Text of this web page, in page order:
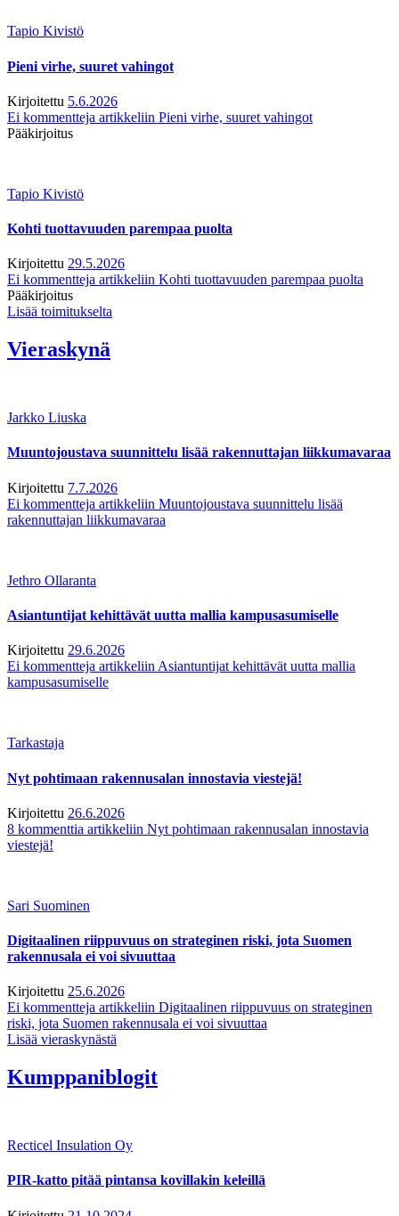
Tapio Kivistö
Pieni virhe, suuret vahingot
Kirjoitettu 5.6.2026
Ei kommentteja artikkeliin Pieni virhe, suuret vahingot
Pääkirjoitus
Tapio Kivistö
Kohti tuottavuuden parempaa puolta
Kirjoitettu 29.5.2026
Ei kommentteja artikkeliin Kohti tuottavuuden parempaa puolta
Pääkirjoitus
Lisää toimitukselta
Vieraskynä
Jarkko Liuska
Muuntojoustava suunnittelu lisää rakennuttajan liikkumavaraa
Kirjoitettu 7.7.2026
Ei kommentteja artikkeliin Muuntojoustava suunnittelu lisää
rakennuttajan liikkumavaraa
Jethro Ollaranta
Asiantuntijat kehittävät uutta mallia kampusasumiselle
Kirjoitettu 29.6.2026
Ei kommentteja artikkeliin Asiantuntijat kehittävät uutta mallia
kampusasumiselle
Tarkastaja
Nyt pohtimaan rakennusalan innostavia viestejä!
Kirjoitettu 26.6.2026
8 kommenttia artikkeliin Nyt pohtimaan rakennusalan innostavia
viestejä!
Sari Suominen
Digitaalinen riippuvuus on strateginen riski, jota Suomen
rakennusala ei voi sivuuttaa
Kirjoitettu 25.6.2026
Ei kommentteja artikkeliin Digitaalinen riippuvuus on strateginen
riski, jota Suomen rakennusala ei voi sivuuttaa
Lisää vieraskynästä
Kumppaniblogit
Recticel Insulation Oy
PIR-katto pitää pintansa kovillakin keleillä